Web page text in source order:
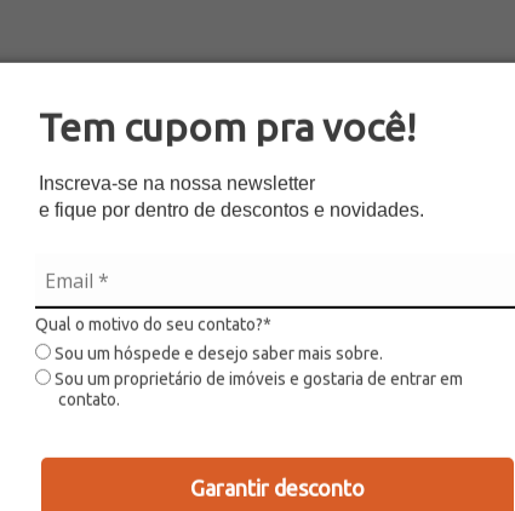
Tem cupom pra você!
Inscreva-se na nossa newsletter
e fique por dentro de descontos e novidades.
Qual o motivo do seu contato?*
Sou um hóspede e desejo saber mais sobre.
Sou um proprietário de imóveis e gostaria de entrar em
contato.
Garantir desconto
Se Permite bebés (menores que 2 años) sí
Se permiten eventos
Horario para llegadas 15:00 - 22:00